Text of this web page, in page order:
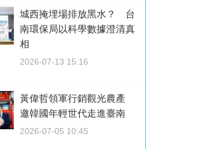
城西掩埋場排放黑水？ 台
南環保局以科學數據澄清真
相
2026-07-13 15:16
黃偉哲領軍行銷觀光農產
邀韓國年輕世代走進臺南
2026-07-05 10:45